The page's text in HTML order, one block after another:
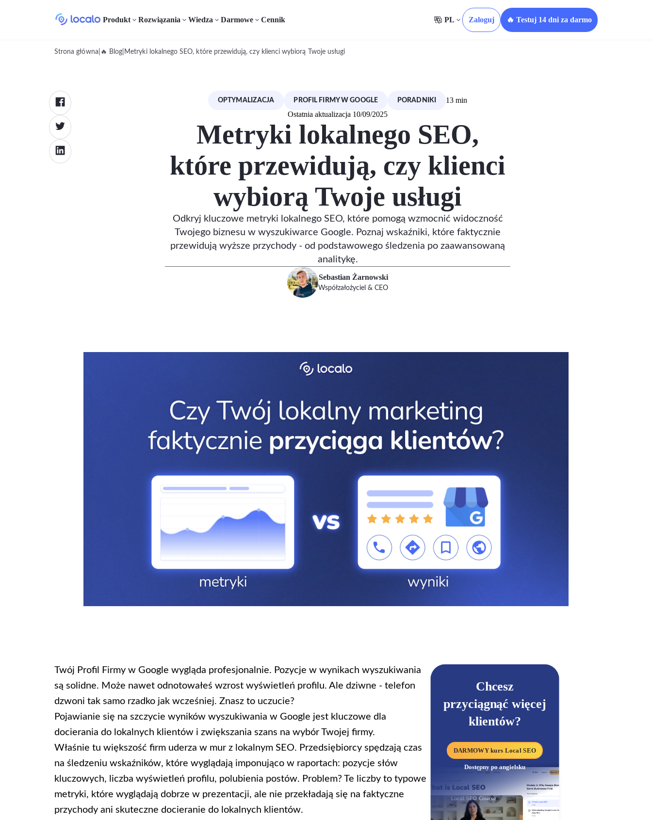
Produkt Rozwiązania Wiedza Darmowe Cennik PL Zaloguj 🔥 Testuj 14 dni za darmo
Strona główna 🔥 Blog Metryki lokalnego SEO, które przewidują, czy klienci wybiorą Twoje usługi
OPTYMALIZACJA PROFIL FIRMY W GOOGLE PORADNIKI
13 min
Ostatnia aktualizacja 10/09/2025
Metryki lokalnego SEO,
które przewidują, czy klienci
wybiorą Twoje usługi
Odkryj kluczowe metryki lokalnego SEO, które pomogą wzmocnić widoczność
Twojego biznesu w wyszukiwarce Google. Poznaj wskaźniki, które faktycznie
przewidują wyższe przychody - od podstawowego śledzenia po zaawansowaną
analitykę.
Sebastian Żarnowski
Współzałożyciel & CEO
Chcesz
przyciągnąć więcej
klientów?
DARMOWY kurs Local SEO
Dostępny po angielsku
Twój Profil Firmy w Google wygląda profesjonalnie. Pozycje w wynikach wyszukiwania
są solidne. Może nawet odnotowałeś wzrost wyświetleń profilu. Ale dziwne - telefon
dzwoni tak samo rzadko jak wcześniej. Znasz to uczucie?
Pojawianie się na szczycie wyników wyszukiwania w Google jest kluczowe dla
docierania do lokalnych klientów i zwiększania szans na wybór Twojej firmy.
Właśnie tu większość firm uderza w mur z lokalnym SEO. Przedsiębiorcy spędzają czas
na śledzeniu wskaźników, które wyglądają imponująco w raportach: pozycje słów
kluczowych, liczba wyświetleń profilu, polubienia postów. Problem? Te liczby to typowe
metryki, które wyglądają dobrze w prezentacji, ale nie przekładają się na faktyczne
przychody ani skuteczne docieranie do lokalnych klientów.